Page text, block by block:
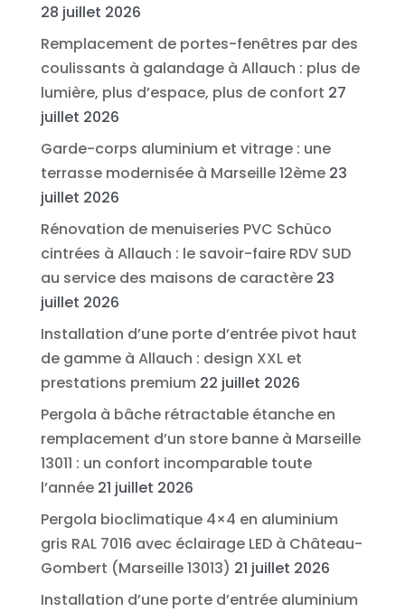
28 juillet 2026
Remplacement de portes-fenêtres par des
coulissants à galandage à Allauch : plus de
lumière, plus d’espace, plus de confort 27
juillet 2026
Garde-corps aluminium et vitrage : une
terrasse modernisée à Marseille 12ème 23
juillet 2026
Rénovation de menuiseries PVC Schüco
cintrées à Allauch : le savoir-faire RDV SUD
au service des maisons de caractère 23
juillet 2026
Installation d’une porte d’entrée pivot haut
de gamme à Allauch : design XXL et
prestations premium 22 juillet 2026
Pergola à bâche rétractable étanche en
remplacement d’un store banne à Marseille
13011 : un confort incomparable toute
l’année 21 juillet 2026
Pergola bioclimatique 4×4 en aluminium
gris RAL 7016 avec éclairage LED à Château-
Gombert (Marseille 13013) 21 juillet 2026
Installation d’une porte d’entrée aluminium